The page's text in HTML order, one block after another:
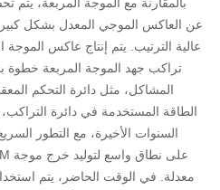
رسالة
مول على الانترنت
عن العاكس الموجي المعدل بشكل
عالية الترتيب. يتم إنتاج عاكس الموجة
تراكب جهد الموجة المربعة خطوة
المشاكل، مثل دائرة التحكم
الطاقة المستخدمة في دائرة
السنوات الأخيرة، مع التطور
معدلة. في الوقت الحاضر، يتم